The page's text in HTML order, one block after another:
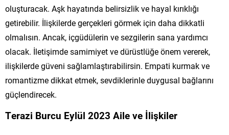
oluşturacak. Aşk hayatında belirsizlik ve hayal kırıklığı
getirebilir. İlişkilerde gerçekleri görmek için daha dikkatli
olmalısın. Ancak, içgüdülerin ve sezgilerin sana yardımcı
olacak. İletişimde samimiyet ve dürüstlüğe önem vererek,
ilişkilerde güveni sağlamlaştırabilirsin. Empati kurmak ve
romantizme dikkat etmek, sevdiklerinle duygusal bağlarını
güçlendirecek.
Terazi Burcu Eylül 2023 Aile ve İlişkiler